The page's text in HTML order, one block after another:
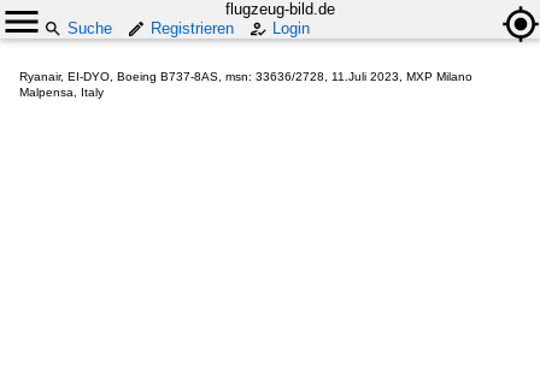
flugzeug-bild.de
Suche
Registrieren Login
Ryanair, EI-DYO, Boeing B737-8AS, msn: 33636/2728, 11.Juli 2023, MXP Milano
Malpensa, Italy